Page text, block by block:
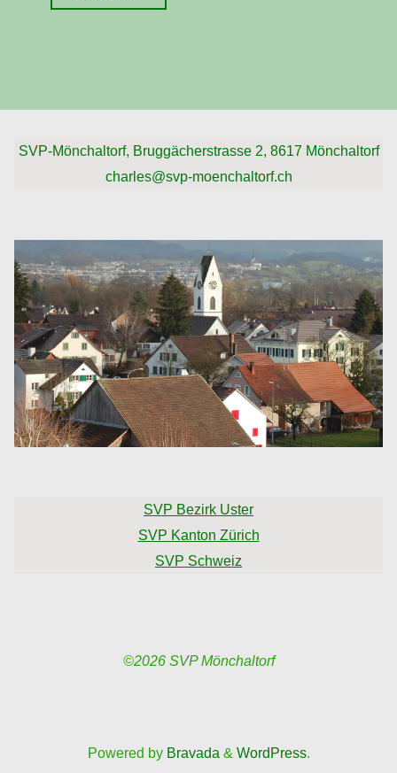
Treffen
Wahlen
und
19.
11.
2026"
SVP-Mönchaltorf, Bruggächerstrasse 2, 8617 Mönchaltorf
charles@svp-moenchaltorf.ch
SVP Bezirk Uster
SVP Kanton Zürich
SVP Schweiz
©2026 SVP Mönchaltorf
Powered byBravada & WordPress.